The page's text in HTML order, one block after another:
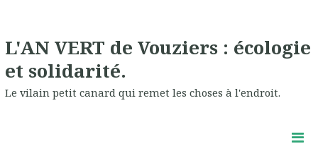
L'AN VERT de Vouziers : écologie
et solidarité.
Le vilain petit canard qui remet les choses à l'endroit.